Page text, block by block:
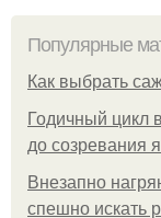
Популярные
Как выбрать
Годичный цикл
до созревания
Внезапно
спешно искать